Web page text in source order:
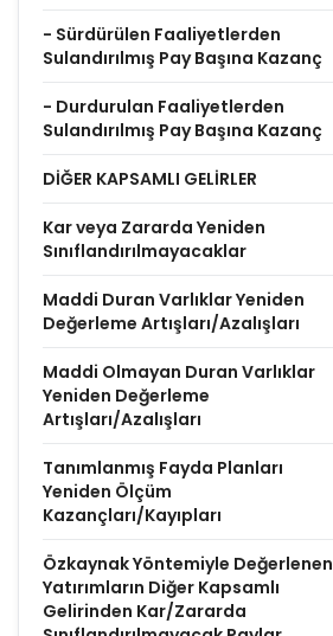
- Sürdürülen Faaliyetlerden
Sulandırılmış Pay Başına Kazanç
- Durdurulan Faaliyetlerden
Sulandırılmış Pay Başına Kazanç
DİĞER KAPSAMLI GELİRLER
Kar veya Zararda Yeniden
Sınıflandırılmayacaklar
Maddi Duran Varlıklar Yeniden
Değerleme Artışları/Azalışları
Maddi Olmayan Duran Varlıklar
Yeniden Değerleme
Artışları/Azalışları
Tanımlanmış Fayda Planları
Yeniden Ölçüm
Kazançları/Kayıpları
Özkaynak Yöntemiyle Değerlenen
Yatırımların Diğer Kapsamlı
Gelirinden Kar/Zararda